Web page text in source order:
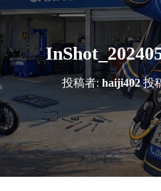
投稿者: haiji402投